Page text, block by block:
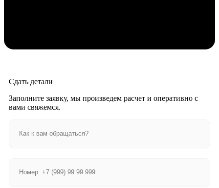
Сдать детали
Заполните заявку, мы произведем расчет и оперативно с
вами свяжемся.